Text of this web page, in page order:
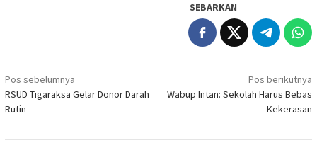
SEBARKAN
Navigasi
pos
Pos sebelumnya
RSUD Tigaraksa Gelar Donor Darah
Rutin
Pos berikutnya
Wabup Intan: Sekolah Harus Bebas
Kekerasan